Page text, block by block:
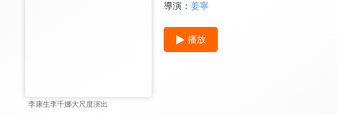
李康生李千娜大尺度演出
導演： 姜寧
播放